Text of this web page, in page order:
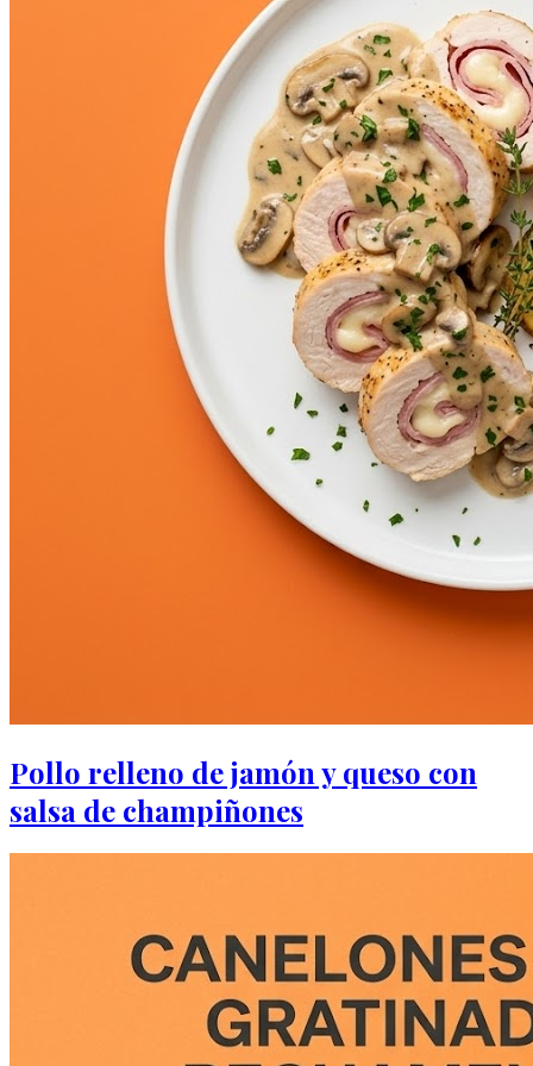
Pollo relleno de jamón y queso con
salsa de champiñones